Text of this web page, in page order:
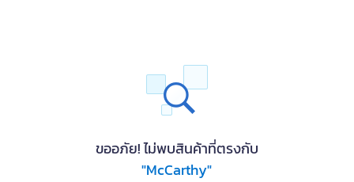
ขออภัย! ไม่พบสินค้าที่ตรงกับ
"McCarthy"